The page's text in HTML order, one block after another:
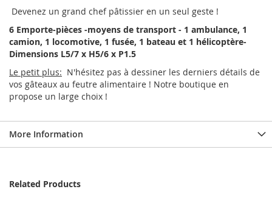
Devenez un grand chef pâtissier en un seul geste !
6 Emporte-pièces -moyens de transport - 1 ambulance, 1
camion, 1 locomotive, 1 fusée, 1 bateau et 1 hélicoptère-
Dimensions L5/7 x H5/6 x P1.5
Le petit plus: N'hésitez pas à dessiner les derniers détails de
vos gâteaux au feutre alimentaire ! Notre boutique en
propose un large choix !
More Information
Related Products